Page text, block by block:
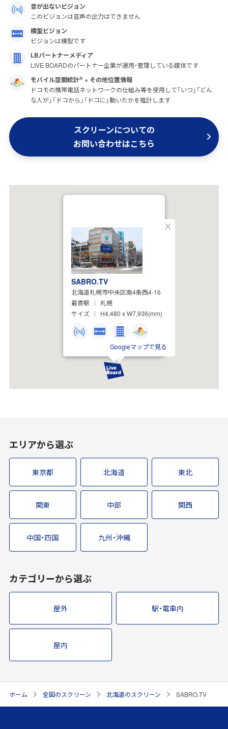
音が出ないビジョン
このビジョンは音声の出力はできません
横型ビジョン
ビジョンは横型です
LBパートナーメディア
LIVE BOARDのパートナー企業が運用・管理している媒体です
モバイル空間統計®+ その他位置情報
ドコモの携帯電話ネットワークの仕組み等を使用して「いつ」「どん
な人が」「ドコから」「ドコに」動いたかを推計します
スクリーンについての
お問い合わせはこちら
SABRO.TV
北海道札幌市中央区南4条西4-16
最寄駅
札幌
サイズ
H4,480 x W7,936(mm)
Googleマップで見る
エリアから選ぶ
東京都 北海道 東北
関東 中部 関西
中国・四国 九州・沖縄
カテゴリーから選ぶ
屋外 駅・電車内
屋内
ホーム 全国のスクリーン 北海道のスクリーン SABRO.TV